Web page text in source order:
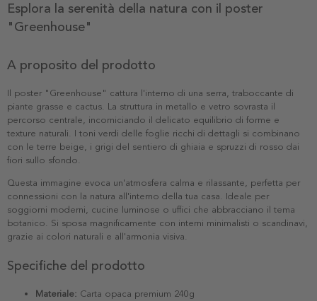
Esplora la serenità della natura con il poster
"Greenhouse"
A proposito del prodotto
Il poster "Greenhouse" cattura l'interno di una serra, traboccante di
piante grasse e cactus. La struttura in metallo e vetro sovrasta il
percorso centrale, incorniciando il delicato equilibrio di forme e
texture naturali. I toni verdi delle foglie ricchi di dettagli si combinano
con le terre beige, i grigi del sentiero di ghiaia e spruzzi di rosso dai
fiori sullo sfondo.
Questa immagine evoca un'atmosfera calma e rilassante, perfetta per
connessioni con la natura all'interno della tua casa. Ideale per
soggiorni moderni, cucine luminose o uffici che abbracciano il tema
botanico. Si sposa magnificamente con interni minimalisti o scandinavi,
grazie ai colori naturali e all'armonia visiva.
Specifiche del prodotto
Materiale: Carta opaca premium 240g